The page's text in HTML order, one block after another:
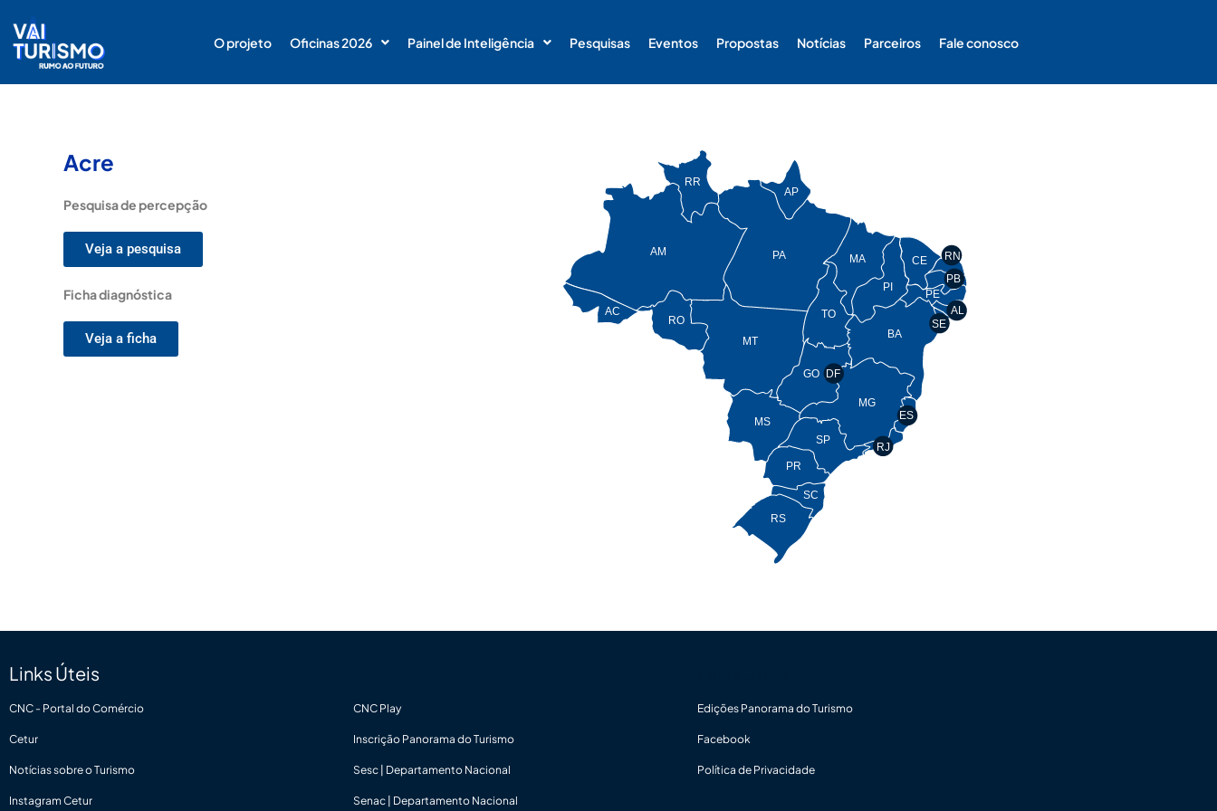
para
conteúdo
O projeto Oficinas 2026 Painel de Inteligência Pesquisas Eventos Propostas Notícias Parceiros Fale conosco
Acre
Pesquisa de percepção
Veja a pesquisa
Ficha diagnóstica
Veja a ficha
TO
BA
SE
PE
AL
RN
CE
PI
MA
AP
PA
RR
AM
AC
RO
MT
MS
GO
PR
SC
RS
SP
MG
RJ
ES
DF
PB
Links Úteis
CNC - Portal do Comércio
Cetur
Notícias sobre o Turismo
Instagram Cetur
CNC Play
Inscrição Panorama do Turismo
Sesc | Departamento Nacional
Senac | Departamento Nacional
Edições Panorama do Turismo
Facebook
Política de Privacidade